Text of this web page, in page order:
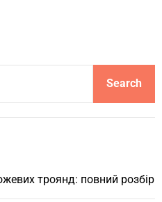
Search
троянд: повний розбір